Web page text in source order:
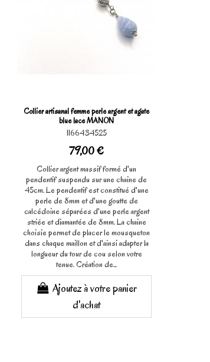
Collier artisanal femme perle argent et agate
blue lace MANON
1166434525
79,00 €
Collier argent massif formé d'un
pendentif suspendu sur une chaine de
45cm. Le pendentif est constitué d'une
perle de 8mm et d'une goutte de
calcédoine séparées d'une perle argent
striée et diamantée de 8mm. La chaine
choisie permet de placer le mousqueton
dans chaque maillon et d'ainsi adapter la
longueur du tour de cou selon votre
tenue. Création de...
Ajoutez à votre panier
d'achat